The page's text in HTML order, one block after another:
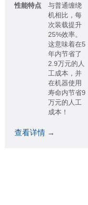
性能特点
与普通缠绕
机相比，每
次装载提升
25%效率。
这意味着在5
年内节省了
2.9万元的人
工成本，并
在机器使用
寿命内节省9
万元的人工
成本！
查看详情 →